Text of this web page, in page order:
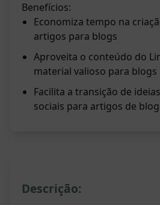
Benefícios:
Economiza tempo na
artigos para blogs
Aproveita o conteúdo do
material valioso para blogs
Facilita a transição de
sociais para artigos de blog
Descrição: